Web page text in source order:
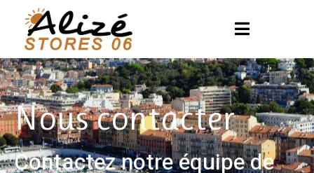
Nous contacter
Contactez notre équipe de